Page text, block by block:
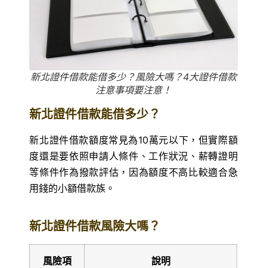
新北證件借款能借多少？風險大嗎？4大證件借款
注意事項要注意！
新北證件借款能借多少？
新北證件借款額度常見為10萬元以下，但實際額
度還是要依照申請人條件、工作狀況、薪轉證明
等條件作為撥款評估，因為額度不高比較適合急
用錢的小額借款族。
新北證件借款風險大嗎？
風險項
說明